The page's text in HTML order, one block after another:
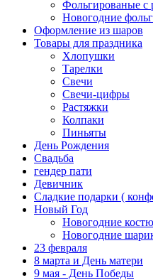
Фольгированые с
Новогодние
Оформление из шаров
Товары для праздника
Хлопушки
Тарелки
Свечи
Свечи-цифры
Растяжки
Колпаки
Пиньяты
День Рождения
Свадьба
гендер пати
Девичник
Сладкие подарки (
Новый Год
Новогодние
Новогодние
23 февраля
8 марта и День матери
9 мая - День Победы